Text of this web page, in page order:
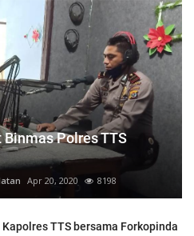
Binmas Polres TTS
Apr 20, 2020 8198
TTS bersama Forkopinda